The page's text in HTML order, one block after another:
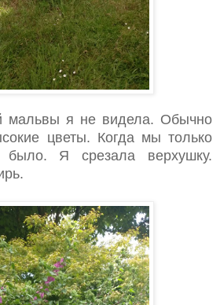
мальвы я не видела. Обычно
цветы. Когда мы только
Я срезала верхушку.